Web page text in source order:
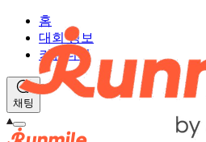
홈
대회 정보
커뮤니티
채팅